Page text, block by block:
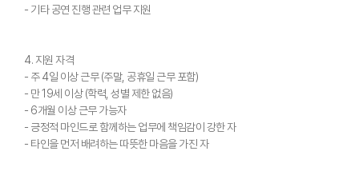
- 기타 공연 진행 관련 업무 지원
4. 지원 자격
- 주 4일 이상 근무 (주말, 공휴일 근무 포함)
- 만 19세 이상 (학력, 성별 제한 없음)
- 6개월 이상 근무 가능자
- 긍정적 마인드로 함께하는 업무에 책임감이 강한 자
- 타인을 먼저 배려하는 따뜻한 마음을 가진 자